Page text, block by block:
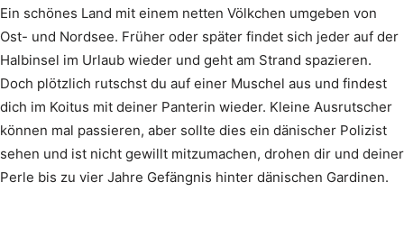
Ein schönes Land mit einem netten Völkchen umgeben von
Ost- und Nordsee. Früher oder später findet sich jeder auf der
Halbinsel im Urlaub wieder und geht am Strand spazieren.
Doch plötzlich rutschst du auf einer Muschel aus und findest
dich im Koitus mit deiner Panterin wieder. Kleine Ausrutscher
können mal passieren, aber sollte dies ein dänischer Polizist
sehen und ist nicht gewillt mitzumachen, drohen dir und deiner
Perle bis zu vier Jahre Gefängnis hinter dänischen Gardinen.